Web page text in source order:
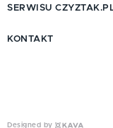
SERWISU
KONTAKT
Designed by